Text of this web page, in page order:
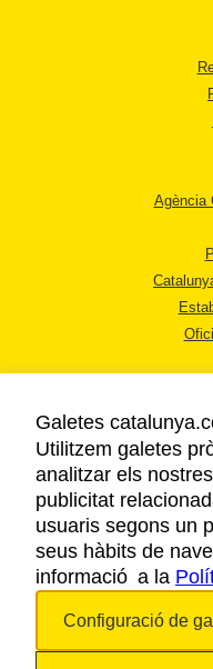
Agència
Galetes
Utilitzem galetes
analitzar els
publicitat
usuaris segons un
seus hàbits de
informació a la
Configuració de